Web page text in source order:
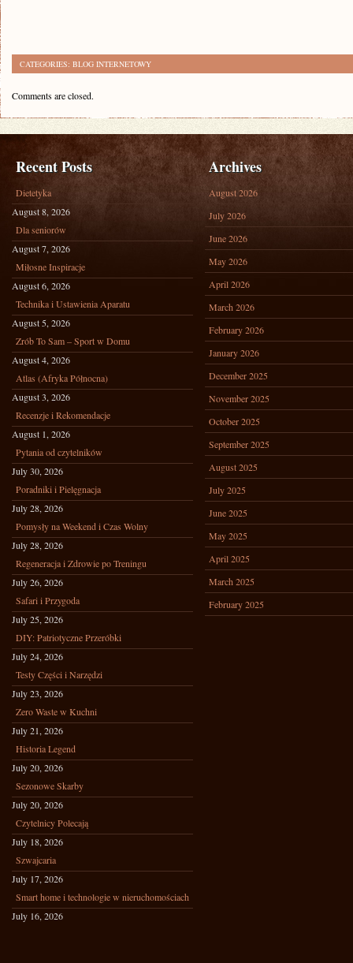
CATEGORIES: BLOG INTERNETOWY
Comments are closed.
Recent Posts
Dietetyka
August 8, 2026
Dla seniorów
August 7, 2026
Miłosne Inspiracje
August 6, 2026
Technika i Ustawienia Aparatu
August 5, 2026
Zrób To Sam – Sport w Domu
August 4, 2026
Atlas (Afryka Północna)
August 3, 2026
Recenzje i Rekomendacje
August 1, 2026
Pytania od czytelników
July 30, 2026
Poradniki i Pielęgnacja
July 28, 2026
Pomysły na Weekend i Czas Wolny
July 28, 2026
Regeneracja i Zdrowie po Treningu
July 26, 2026
Safari i Przygoda
July 25, 2026
DIY: Patriotyczne Przeróbki
July 24, 2026
Testy Części i Narzędzi
July 23, 2026
Zero Waste w Kuchni
July 21, 2026
Historia Legend
July 20, 2026
Sezonowe Skarby
July 20, 2026
Czytelnicy Polecają
July 18, 2026
Szwajcaria
July 17, 2026
Smart home i technologie w nieruchomościach
July 16, 2026
Archives
August 2026
July 2026
June 2026
May 2026
April 2026
March 2026
February 2026
January 2026
December 2025
November 2025
October 2025
September 2025
August 2025
July 2025
June 2025
May 2025
April 2025
March 2025
February 2025